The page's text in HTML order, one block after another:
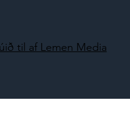
til af Lemen Media